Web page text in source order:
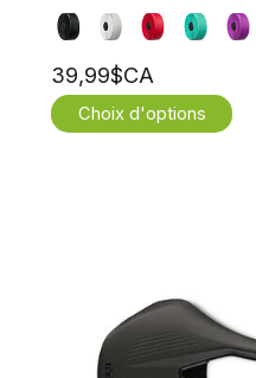
39,99$CA
Choix d'options